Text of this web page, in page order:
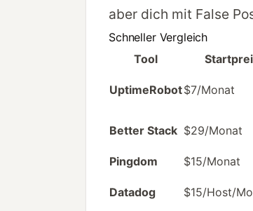
aber dich mit False
Schneller Vergleich
Tool
UptimeRobot$7/Monat
Better Stack $29/Monat
Pingdom $15/Monat
Datadog $15/Host/